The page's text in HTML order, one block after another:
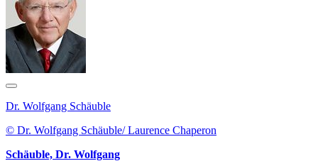
Dr. Wolfgang Schäuble
© Dr. Wolfgang Schäuble/ Laurence Chaperon
Schäuble, Dr. Wolfgang